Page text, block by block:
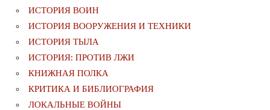
ИСТОРИЯ ВОИН
ИСТОРИЯ ВООРУЖЕНИЯ И ТЕХНИКИ
ИСТОРИЯ ТЫЛА
ИСТОРИЯ: ПРОТИВ ЛЖИ
КНИЖНАЯ ПОЛКА
КРИТИКА И БИБЛИОГРАФИЯ
ЛОКАЛЬНЫЕ ВОЙНЫ